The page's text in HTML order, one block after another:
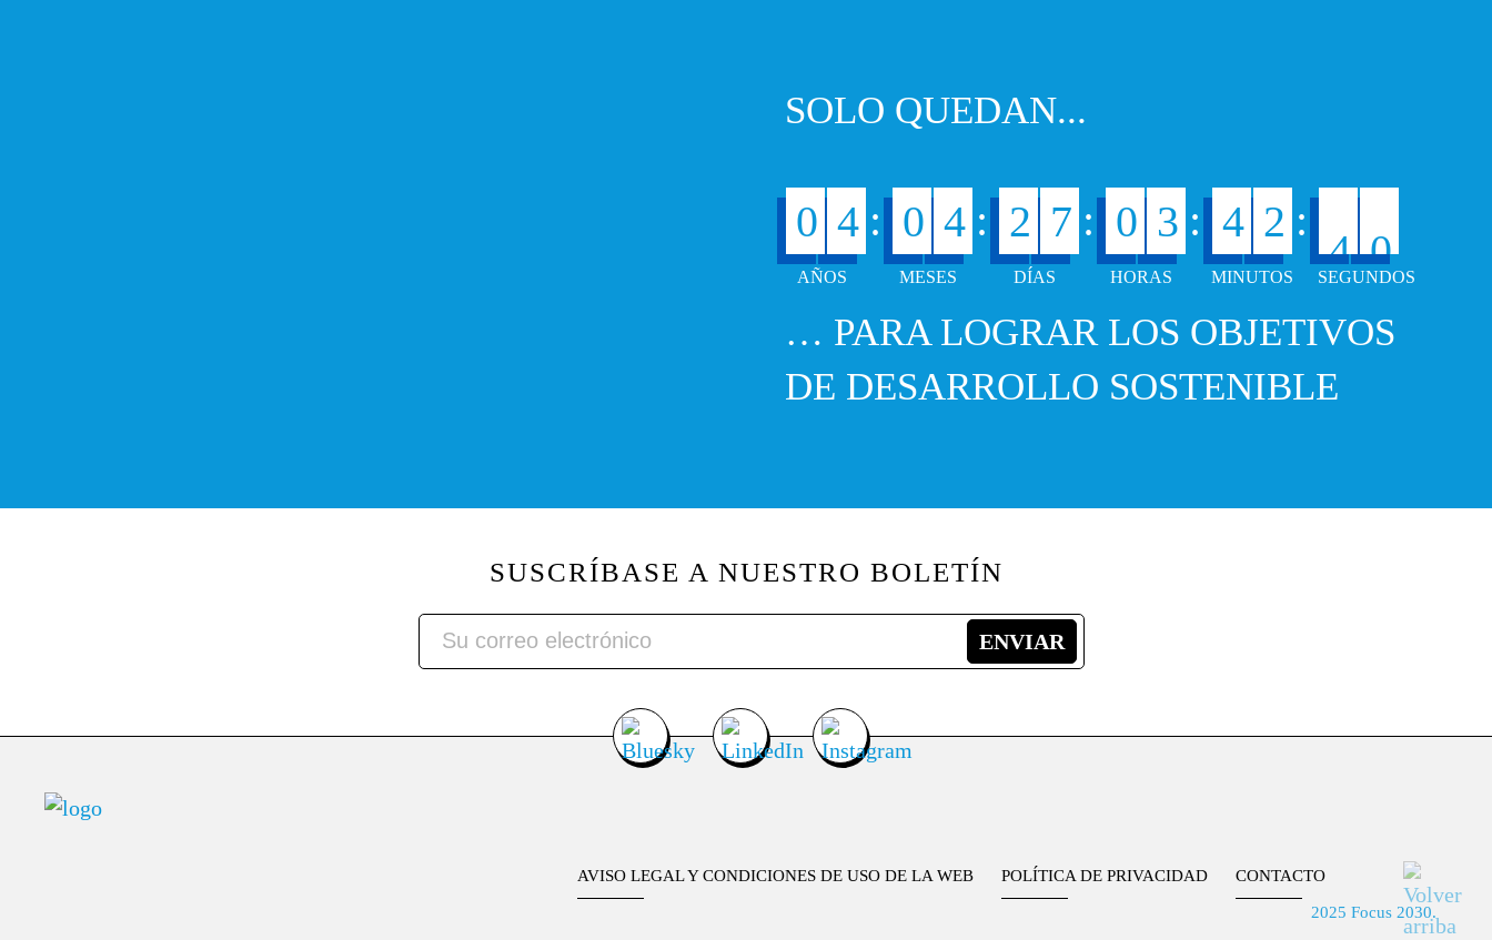
SOLO QUEDAN...
0 4 : 0 4 : 2 7 : 0 3 : 4 2 :
4 0
… PARA LOGRAR LOS OBJETIVOS
DE DESARROLLO SOSTENIBLE
SUSCRÍBASE A NUESTRO BOLETÍN
AVISO LEGAL Y CONDICIONES DE USO DE LA WEB POLÍTICA DE PRIVACIDAD CONTACTO
2025 Focus 2030.